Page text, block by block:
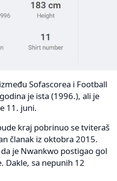
Sofascorea i Football
je ista (1996.), ali je
11. juni.
kraj pobrinuo se tviteraš
članak iz oktobra 2015.
je Nwankwo postigao gol
Dakle, sa nepunih 12